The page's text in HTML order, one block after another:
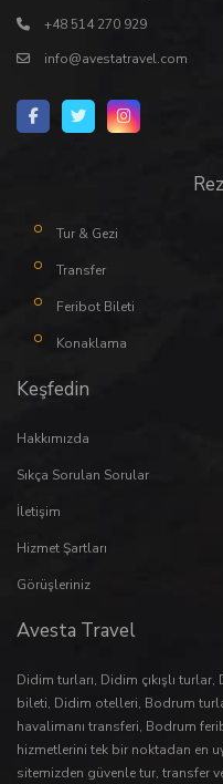
+48 514 270 929
info@avestatravel.com
Tur & Gezi
Transfer
Feribot Bileti
Konaklama
Keşfedin
Hakkımızda
Sıkça Sorulan Sorular
İletişim
Hizmet Şartları
Görüşleriniz
Avesta Travel
Didim turları, Didim çıkışlı turlar,
bileti, Didim otelleri, Bodrum
havalimanı transferi, Bodrum
hizmetlerini tek bir noktadan en
sitemizden güvenletur, transfer